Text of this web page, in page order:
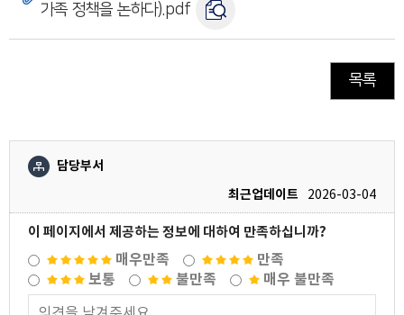
가족 정책을 논하다).pdf
목록
담당부서
최근업데이트
2026-03-04
이 페이지에서 제공하는 정보에 대하여 만족하십니까?
매우만족
만족
보통
불만족 매우 불만족